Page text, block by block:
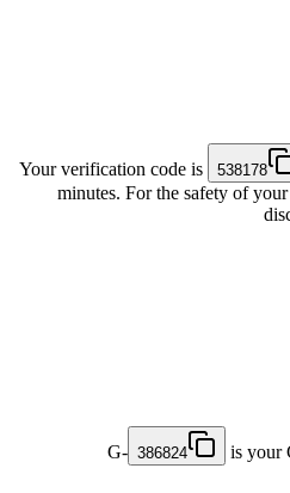
Your verification code is 538178
minutes. For the safety of
G- 386824 is your